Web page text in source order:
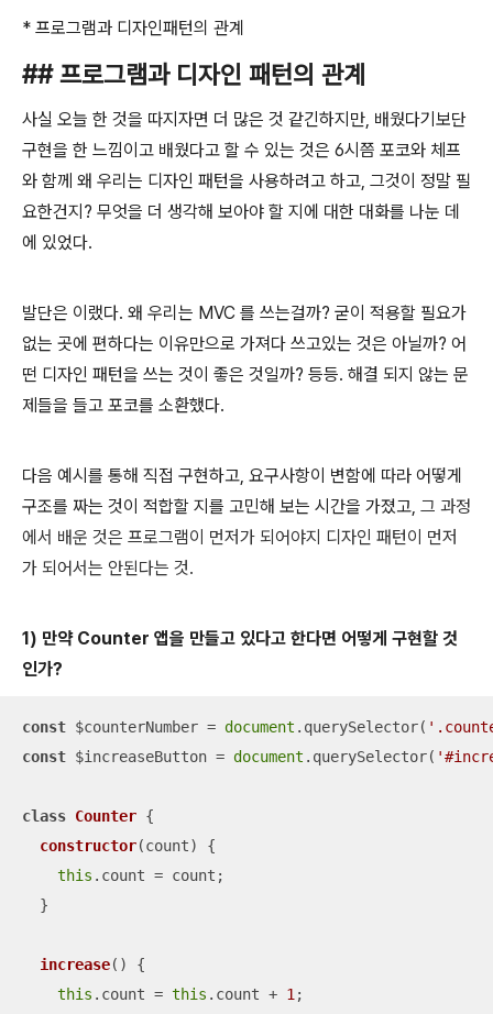
* 프로그램과 디자인패턴의 관계
## 프로그램과 디자인 패턴의 관계
사실 오늘 한 것을 따지자면 더 많은 것 같긴하지만, 배웠다기보단
구현을 한 느낌이고 배웠다고 할 수 있는 것은 6시쯤 포코와 체프
와 함께 왜 우리는 디자인 패턴을 사용하려고 하고, 그것이 정말 필
요한건지? 무엇을 더 생각해 보아야 할 지에 대한 대화를 나눈 데
에 있었다.
발단은 이랬다. 왜 우리는 MVC 를 쓰는걸까? 굳이 적용할 필요가
없는 곳에 편하다는 이유만으로 가져다 쓰고있는 것은 아닐까? 어
떤 디자인 패턴을 쓰는 것이 좋은 것일까? 등등. 해결 되지 않는 문
제들을 들고 포코를 소환했다.
다음 예시를 통해 직접 구현하고, 요구사항이 변함에 따라 어떻게
구조를 짜는 것이 적합할 지를 고민해 보는 시간을 가졌고, 그 과정
에서 배운 것은 프로그램이 먼저가 되어야지 디자인 패턴이 먼저
가 되어서는 안된다는 것.
1) 만약 Counter 앱을 만들고 있다고 한다면 어떻게 구현할 것
인가?
const $counterNumber = document .querySelector(
const $increaseButton = document .querySelector(
class Counter {
constructor(count)
{
this .count = count;
  }
increase( )
{
this .count = this .count + 1 ;